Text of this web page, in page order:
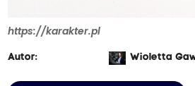
https://karakter.pl
Autor: Wioletta